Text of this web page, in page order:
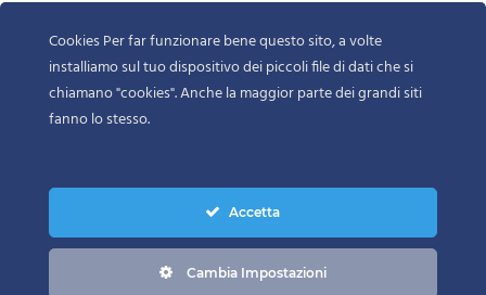
ALL RIGHTS RESERVED
Cookies Per far funzionare bene questo sito, a volte
installiamo sul tuo dispositivo dei piccoli file di dati che si
chiamano "cookies". Anche la maggior parte dei grandi siti
fanno lo stesso.
Accetta
Cambia Impostazioni